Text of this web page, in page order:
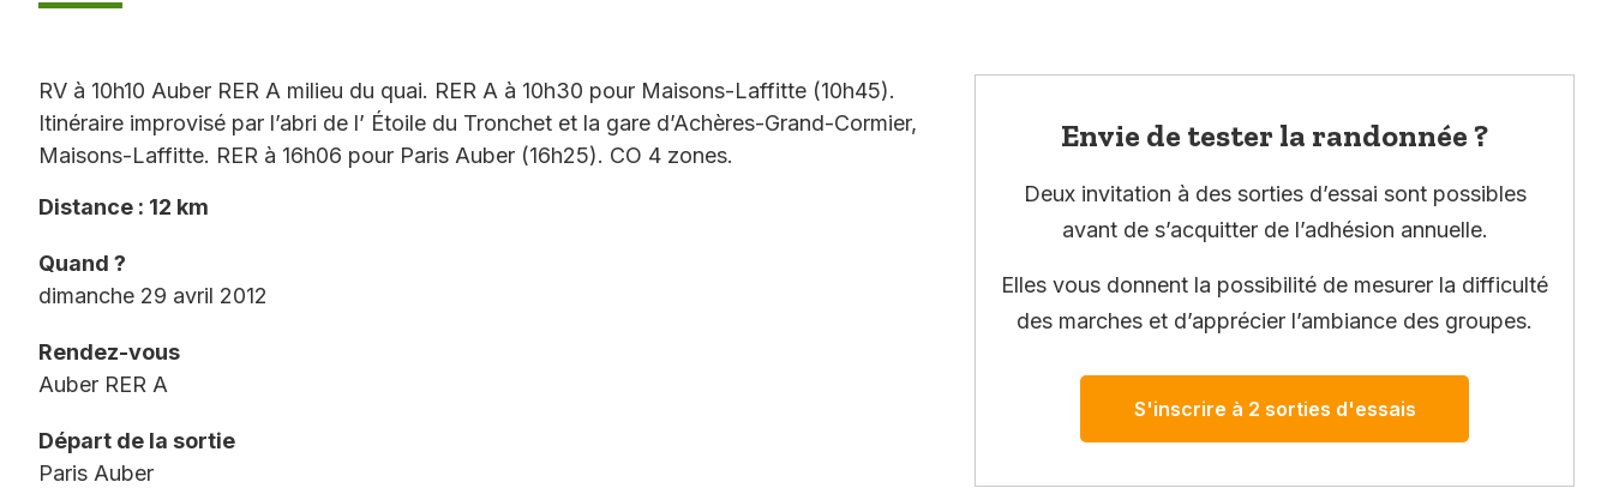
RV à 10h10 Auber RER A milieu du quai. RER A à 10h30 pour Maisons-Laffitte (10h45).
Itinéraire improvisé par l’abri de l’ Étoile du Tronchet et la gare d’Achères-Grand-Cormier,
Maisons-Laffitte. RER à 16h06 pour Paris Auber (16h25). CO 4 zones.
Distance : 12 km
Quand ?
dimanche 29 avril 2012
Rendez-vous
Auber RER A
Départ de la sortie
Paris Auber
Envie de tester la randonnée ?
Deux invitation à des sorties d’essai sont possibles
avant de s’acquitter de l’adhésion annuelle.
Elles vous donnent la possibilité de mesurer la difficulté
des marches et d’apprécier l’ambiance des groupes.
S'inscrire à 2 sorties d'essais